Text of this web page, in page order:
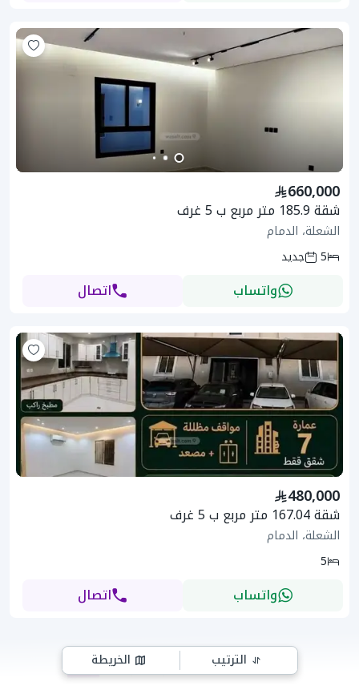
الترتيب الخريطة
660,000
شقة 185.9 متر مربع ب 5 غرف
الشعلة، الدمام
5
جديد
واتساب اتصال
480,000
شقة 167.04 متر مربع ب 5 غرف
الشعلة، الدمام
5
واتساب اتصال
1
2
3
4
5